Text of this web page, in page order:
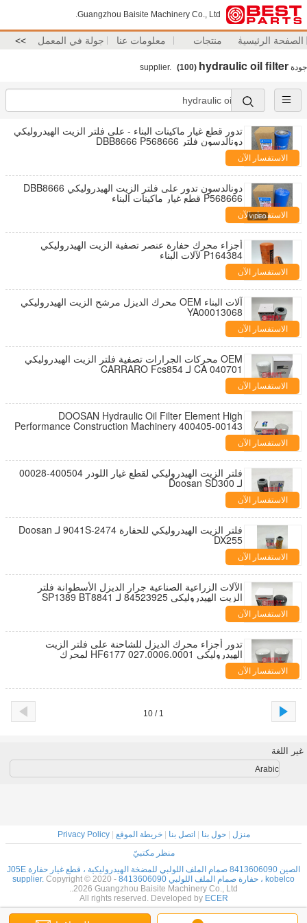
Guangzhou Baisite Machinery Co., Ltd.
الصفحة الرئيسية منتجات معلومات عنا جولة في المعمل >>
جودة hydraulic oil filter
(100)
تدور قطع غيار ماكينات البناء - على فلتر الزيت الهيدروليكي
دونالدسون فلتر DBB8666 P568666
الاستفسار الآن
دونالدسون تدور على فلتر الزيت الهيدروليكي DBB8666
P568666 قطع غيار ماكينات البناء
الاستفسار الآن
أجزاء محرك حفارة عنصر تصفية الزيت الهيدروليكي
P164384 لآلات البناء
الاستفسار الآن
آلات البناء OEM محرك الديزل مرشح الزيت الهيدروليكي
YA00013068
الاستفسار الآن
OEM محركات الجرارات تصفية فلتر الزيت الهيدروليكي
CA 040701 لـ CARRARO Fcs854
الاستفسار الآن
DOOSAN Hydraulic Oil Filter Element High
Performance Construction Machinery 400405-00143
الاستفسار الآن
فلتر الزيت الهيدروليكي لقطع غيار اللودر 400504-00028
لـ Doosan SD300
الاستفسار الآن
فلتر الزيت الهيدروليكي للحفارة 2474-9041S لـ Doosan
DX255
الاستفسار الآن
الآلات الزراعية الصناعية جرار الديزل الأسطوانة فلتر
الزيت الهيدروليكي 84523925 لـ SP1389 BT8841
الاستفسار الآن
تدور أجزاء محرك الديزل للشاحنة على فلتر الزيت
الهيدروليكي 027.0006.0001 HF6177 لمحرك
FLEETGUARDالاستفسار الآن
1 / 10
غير اللغة
Arabic
منزل |حول بنا اتصل بنا |خريطة الموقع |
Privacy Policy
منظر مكتبيّ
الصين 8413606090 صمام الملف اللولبي للمضخة الهيدروليكية ، قطع غيار حفارة J05E
kobelco ، حفارة صمام الملف اللولبي 8413606090 supplier.
Copyright © 2020 -
2026 Guangzhou Baisite Machinery Co., Ltd..
All rights reserved. Developed by ECER